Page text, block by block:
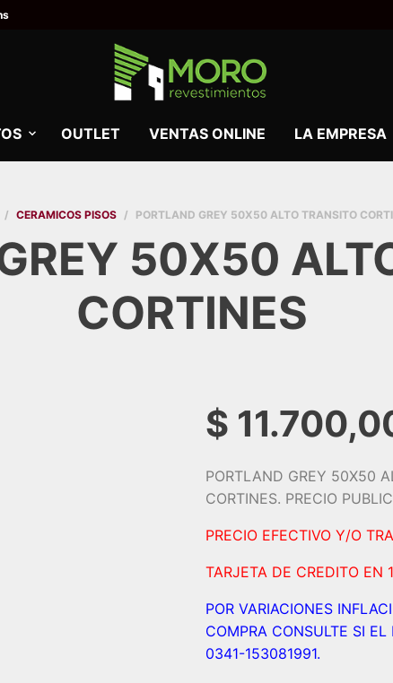
OUTLET VENTAS ONLINE LA EMPRESA
/ CERAMICOS PISOS / PORTLAND GREY 50X50 ALTO TRANSITO
50X50
CORTINES
$
PORTLAND GREY 50X50
CORTINES. PRECIO
PRECIO EFECTIVO Y/O
TARJETA DE CREDITO
POR VARIACIONES
COMPRA CONSULTE SI
0341-153081991.